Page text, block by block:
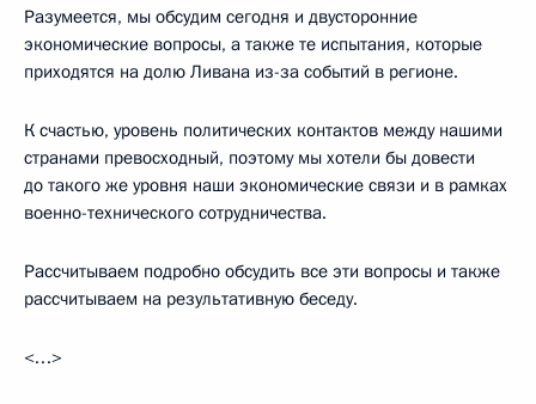
Разумеется, мы обсудим сегодня и двусторонние
экономические вопросы, а также те испытания, которые
приходятся на долю Ливана из-за событий в регионе.
К счастью, уровень политических контактов между нашими
странами превосходный, поэтому мы хотели бы довести
до такого же уровня наши экономические связи и в рамках
военно-технического сотрудничества.
Рассчитываем подробно обсудить все эти вопросы и также
рассчитываем на результативную беседу.
<…>